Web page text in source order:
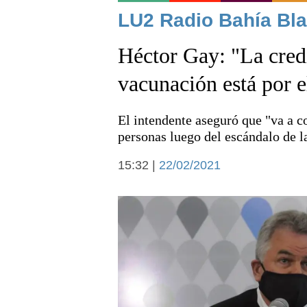
Noticias
Deportes
Arte y cultura
LU2 Radio Bahía
Héctor Gay: "La
vacunación está por
El intendente aseguró que "va a
personas luego del escándalo de
15:32 | 22/02/2021